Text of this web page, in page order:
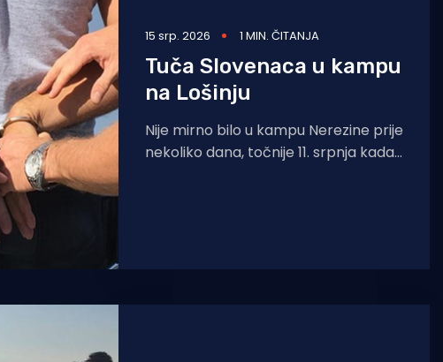
15 srp. 2026 1 MIN. ČITANJA
Tuča Slovenaca u kampu
na Lošinju
Nije mirno bilo u kampu Nerezine prije
nekoliko dana, točnije 11. srpnja kada